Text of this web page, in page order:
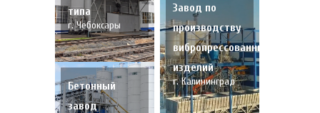
типа
г. Чебоксары
Бетонный
завод
Завод по
производству
вибропрессованных
изделий
г. Калининград